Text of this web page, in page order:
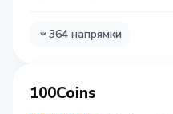
364 напрямки
100Coins